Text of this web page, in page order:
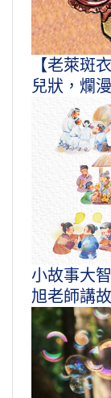
【老萊斑
兒狀，爛
小故事大
旭老師講